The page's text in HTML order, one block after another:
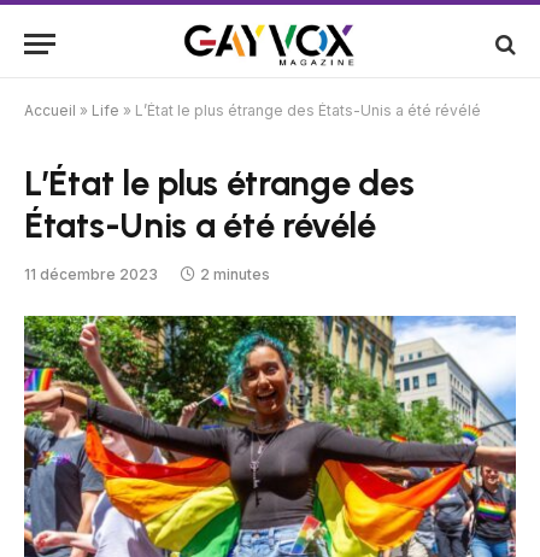
Accueil » Life » L’État le plus étrange des États-Unis a été révélé
L’État le plus étrange des
États-Unis a été révélé
11 décembre 2023 2 minutes